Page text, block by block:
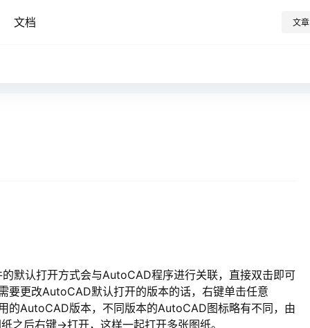
文档 文章
默认打开方式会与AutoCAD程序进行关联，直接双击即可
要更改AutoCAD默认打开的版本的话，右键单击任意
AutoCAD版本，不同版本的AutoCAD图标略有不同，由
之后右键->打开，这样一起打开多张图纸。